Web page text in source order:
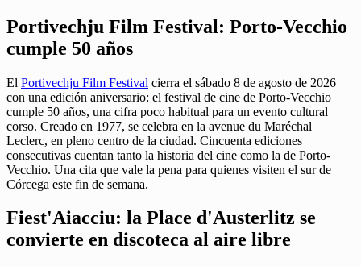
Portivechju Film Festival: Porto-Vecchio
cumple 50 años
El Portivechju Film Festival cierra el sábado 8 de agosto de 2026
con una edición aniversario: el festival de cine de Porto-Vecchio
cumple 50 años, una cifra poco habitual para un evento cultural
corso. Creado en 1977, se celebra en la avenue du Maréchal
Leclerc, en pleno centro de la ciudad. Cincuenta ediciones
consecutivas cuentan tanto la historia del cine como la de Porto-
Vecchio. Una cita que vale la pena para quienes visiten el sur de
Córcega este fin de semana.
Fiest'Aiacciu: la Place d'Austerlitz se
convierte en discoteca al aire libre